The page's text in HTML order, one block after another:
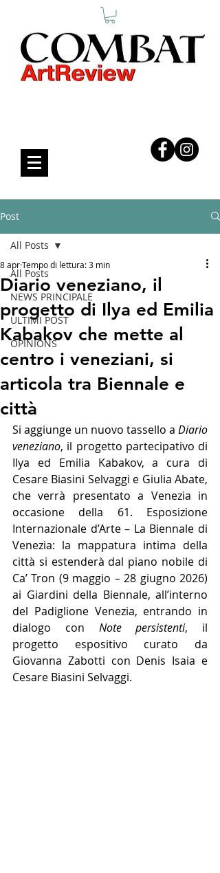
Post
All Posts
NEWS PRINCIPALE
ULTIMI POST
OPINIONS
All Posts
Diario veneziano, il
progetto di Ilya ed Emilia
Kabakov che mette al
centro i veneziani, si
articola tra Biennale e
città
8 aprTempo di lettura: 3 min
Si aggiunge un nuovo tassello a Diario
veneziano, il progetto partecipativo di
Ilya ed Emilia Kabakov, a cura di
Cesare Biasini Selvaggi e Giulia Abate,
che verrà presentato a Venezia in
occasione della 61. Esposizione
Internazionale d’Arte – La Biennale di
Venezia: la mappatura intima della
città si estenderà dal piano nobile di
Ca’ Tron (9 maggio – 28 giugno 2026)
ai Giardini della Biennale, all’interno
del Padiglione Venezia, entrando in
dialogo con Note persistenti, il
progetto espositivo curato da
Giovanna Zabotti con Denis Isaia e
Cesare Biasini Selvaggi.